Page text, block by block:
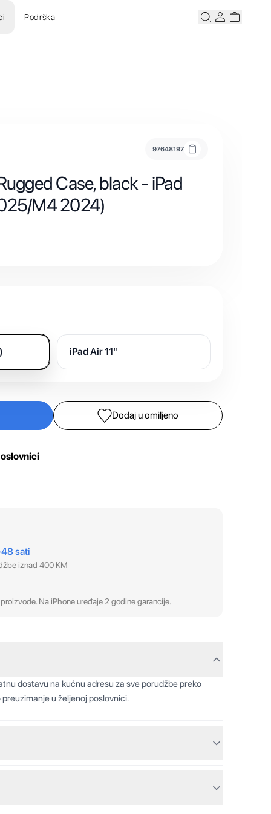
Podrška PretražiKorisnicki
97648197
Case, black - iPad
M4 2024)
iPad Air 11"
Dodaj u omiljeno
sati
iznad 400 KM
Na iPhone uređaje 2 godine garancije.
dostavu na kućnu adresu za sve porudžbe preko
u željenoj poslovnici.